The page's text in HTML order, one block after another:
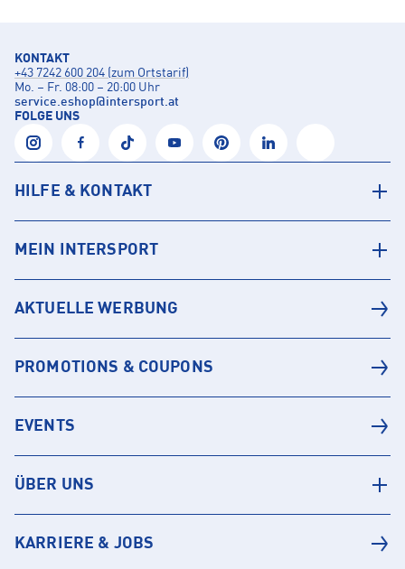
KONTAKT
+43 7242 600 204 (zum Ortstarif)
Mo. – Fr. 08:00 – 20:00 Uhr
service.eshop@intersport.at
FOLGE UNS
HILFE & KONTAKT
MEIN INTERSPORT
AKTUELLE WERBUNG
PROMOTIONS & COUPONS
EVENTS
ÜBER UNS
KARRIERE & JOBS